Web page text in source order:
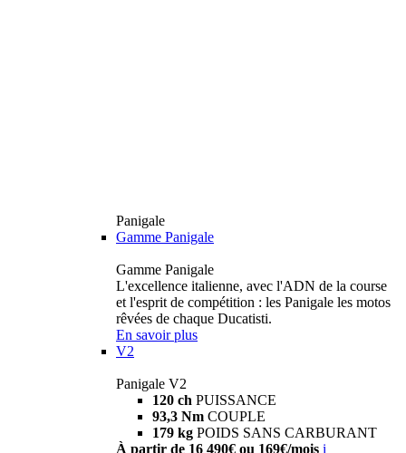
Panigale
Gamme Panigale
Gamme Panigale
L'excellence italienne, avec l'ADN de la course
et l'esprit de compétition : les Panigale les motos
rêvées de chaque Ducatisti.
En savoir plus
V2
Panigale V2
120 ch PUISSANCE
93,3 Nm COUPLE
179 kg POIDS SANS CARBURANT
À partir de 16 490€ ou 169€/mois i